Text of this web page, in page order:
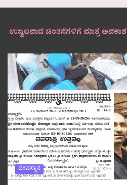
ಉಜ್ವಲವಾದ ಚಿಂತನೆಗಳಿಗೆ ಮಾತ್ರ ಅವಕಾಶ
ದೇವಸ್ಥಾನ